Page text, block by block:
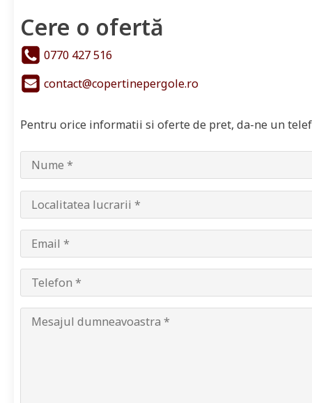
Cere o ofertă
0770 427 516
contact@copertinepergole.ro
Pentru orice informatii si oferte de pret, da-ne un